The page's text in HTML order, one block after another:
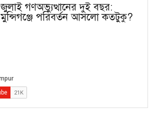
জুলাই গণঅভ্যুত্থানের দুই বছর:
মুন্সিগঞ্জে পরিবর্তন আসলো কতটুকু?